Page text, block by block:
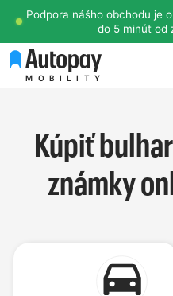
Podpora nášho obchodu je
do 5 minút od
MOBILITY
Kúpiť
známky